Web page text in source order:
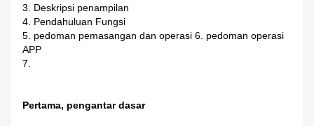
3. Deskripsi penampilan
4. Pendahuluan Fungsi
5. pedoman pemasangan dan operasi 6. pedoman operasi
APP
7.
Pertama, pengantar dasar